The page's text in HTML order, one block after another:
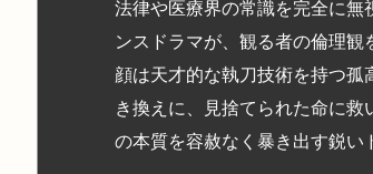
法律や医療界の常識を完全に
ンスドラマが、観る者の倫理
顔は天才的な執刀技術を持つ
き換えに、見捨てられた命に
の本質を容赦なく暴き出す鋭い